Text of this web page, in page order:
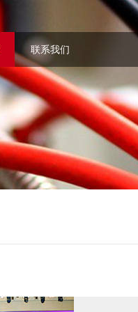
联系我们